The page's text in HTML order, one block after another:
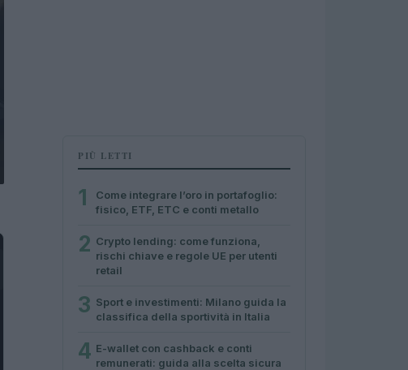
PIÙ LETTI
1
Come integrare l’oro in portafoglio:
fisico, ETF, ETC e conti metallo
2 Crypto lending: come funziona,
rischi chiave e regole UE per utenti
retail
3 Sport e investimenti: Milano guida la
classifica della sportività in Italia
4 E-wallet con cashback e conti
remunerati: guida alla scelta sicura